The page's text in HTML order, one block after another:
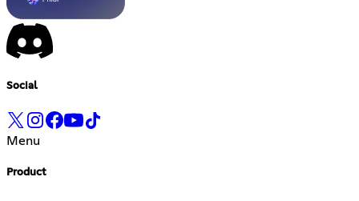
Social
Menu
Product